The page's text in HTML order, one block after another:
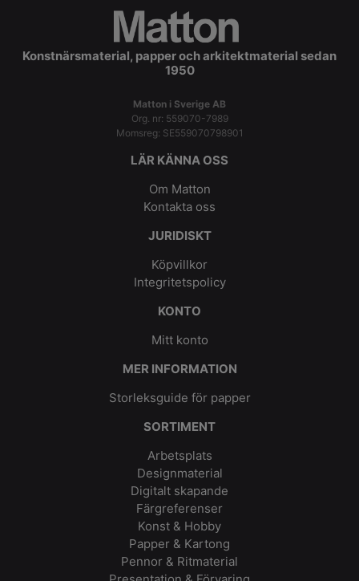
Konstnärsmaterial, papper och arkitektmaterial sedan
1950
Matton i Sverige AB
Org. nr: 559070-7989
Momsreg: SE559070798901
LÄR KÄNNA OSS
Om Matton
Kontakta oss
JURIDISKT
Köpvillkor
Integritetspolicy
KONTO
Mitt konto
MER INFORMATION
Storleksguide för papper
SORTIMENT
Arbetsplats
Designmaterial
Digitalt skapande
Färgreferenser
Konst & Hobby
Papper & Kartong
Pennor & Ritmaterial